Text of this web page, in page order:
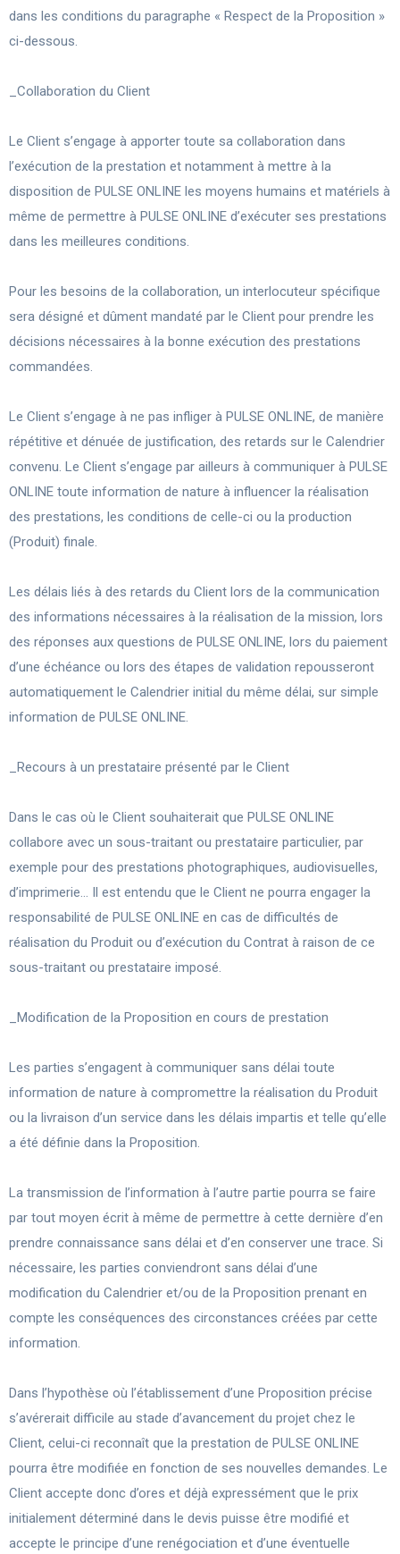
dans les conditions du paragraphe « Respect de la Proposition »
ci-dessous.
_Collaboration du Client
Le Client s’engage à apporter toute sa collaboration dans
l’exécution de la prestation et notamment à mettre à la
disposition de PULSE ONLINE les moyens humains et matériels à
même de permettre à PULSE ONLINE d’exécuter ses prestations
dans les meilleures conditions.
Pour les besoins de la collaboration, un interlocuteur spécifique
sera désigné et dûment mandaté par le Client pour prendre les
décisions nécessaires à la bonne exécution des prestations
commandées.
Le Client s’engage à ne pas infliger à PULSE ONLINE, de manière
répétitive et dénuée de justification, des retards sur le Calendrier
convenu. Le Client s’engage par ailleurs à communiquer à PULSE
ONLINE toute information de nature à influencer la réalisation
des prestations, les conditions de celle-ci ou la production
(Produit) finale.
Les délais liés à des retards du Client lors de la communication
des informations nécessaires à la réalisation de la mission, lors
des réponses aux questions de PULSE ONLINE, lors du paiement
d’une échéance ou lors des étapes de validation repousseront
automatiquement le Calendrier initial du même délai, sur simple
information de PULSE ONLINE.
_Recours à un prestataire présenté par le Client
Dans le cas où le Client souhaiterait que PULSE ONLINE
collabore avec un sous-traitant ou prestataire particulier, par
exemple pour des prestations photographiques, audiovisuelles,
d’imprimerie… Il est entendu que le Client ne pourra engager la
responsabilité de PULSE ONLINE en cas de difficultés de
réalisation du Produit ou d’exécution du Contrat à raison de ce
sous-traitant ou prestataire imposé.
_Modification de la Proposition en cours de prestation
Les parties s’engagent à communiquer sans délai toute
information de nature à compromettre la réalisation du Produit
ou la livraison d’un service dans les délais impartis et telle qu’elle
a été définie dans la Proposition.
La transmission de l’information à l’autre partie pourra se faire
par tout moyen écrit à même de permettre à cette dernière d’en
prendre connaissance sans délai et d’en conserver une trace. Si
nécessaire, les parties conviendront sans délai d’une
modification du Calendrier et/ou de la Proposition prenant en
compte les conséquences des circonstances créées par cette
information.
Dans l’hypothèse où l’établissement d’une Proposition précise
s’avérerait difficile au stade d’avancement du projet chez le
Client, celui-ci reconnaît que la prestation de PULSE ONLINE
pourra être modifiée en fonction de ses nouvelles demandes. Le
Client accepte donc d’ores et déjà expressément que le prix
initialement déterminé dans le devis puisse être modifié et
accepte le principe d’une renégociation et d’une éventuelle